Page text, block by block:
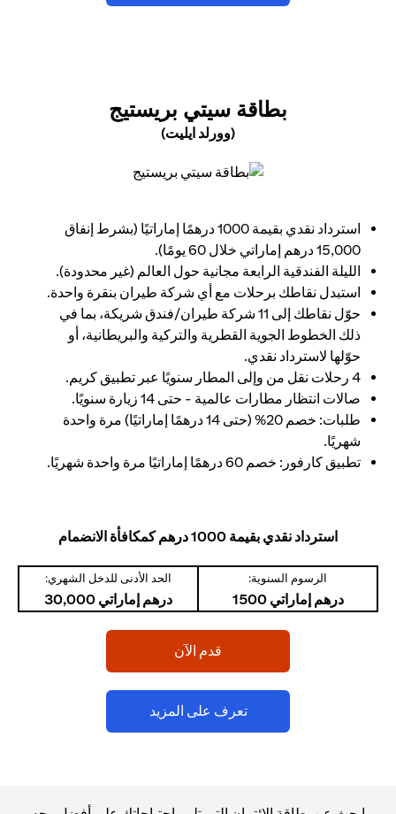
بطاقة سيتي بريستيج
(وورلد ايليت)
استرداد نقدي بقيمة 1000 درهمًا إماراتيًا (بشرط إنفاق
15,000 درهم إماراتي خلال 60 يومًا).
الليلة الفندقية الرابعة مجانية حول العالم (غير محدودة).
استبدل نقاطك برحلات مع أي شركة طيران بنقرة واحدة.
حوّل نقاطك إلى 11 شركة طيران/فندق شريكة، بما في
ذلك الخطوط الجوية القطرية والتركية والبريطانية، أو
حوّلها لاسترداد نقدي.
4 رحلات نقل من وإلى المطار سنويًا عبر تطبيق كريم.
صالات انتظار مطارات عالمية - حتى 14 زيارة سنويًا.
طلبات: خصم 20% (حتى 14 درهمًا إماراتيًا) مرة واحدة
شهريًا.
تطبيق كارفور: خصم 60 درهمًا إماراتيًا مرة واحدة شهريًا.
استرداد نقدي بقيمة 1000 درهم كمكافأة الانضمام
الرسوم السنوية:
درهم إماراتي 1500
الحد الأدنى للدخل الشهري:
درهم إماراتي 30,000
قدم الآن
تعرف على المزيد